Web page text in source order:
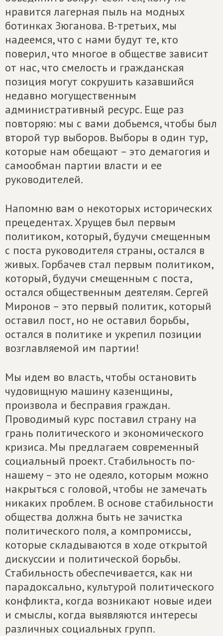
нравится лагерная пыль на модных
ботинках Зюганова. В-третьих, мы
надеемся, что с нами будут те, кто
поверил, что многое в обществе зависит
от нас, что смелость и гражданская
позиция могут сокрушить казавшийся
недавно могущественным
административный ресурс. Еще раз
повторяю: мы с вами добьемся, чтобы был
второй тур выборов. Выборы в один тур,
которые нам обещают – это демагогия и
самообман партии власти и ее
руководителей.
Напомню вам о некоторых исторических
прецедентах. Хрущев был первым
политиком, который, будучи смещенным
с поста руководителя страны, остался в
живых. Горбачев стал первым политиком,
который, будучи смещенным с поста,
остался общественным деятелям. Сергей
Миронов – это первый политик, который
оставил пост, но не оставил борьбы,
остался в политике и укрепил позиции
возглавляемой им партии!
Мы идем во власть, чтобы остановить
чудовищную машину казенщины,
произвола и бесправия граждан.
Проводимый курс поставил страну на
грань политического и экономического
кризиса. Мы предлагаем современный
социальный проект. Стабильность по-
нашему – это не одеяло, которым можно
накрыться с головой, чтобы не замечать
никаких проблем. В основе стабильности
общества должна быть не зачистка
политического поля, а компромиссы,
которые складываются в ходе открытой
дискуссии и политической борьбы.
Стабильность обеспечивается, как ни
парадоксально, культурой политического
конфликта, когда возникают новые идеи
и смыслы, когда выявляются интересы
различных социальных групп.